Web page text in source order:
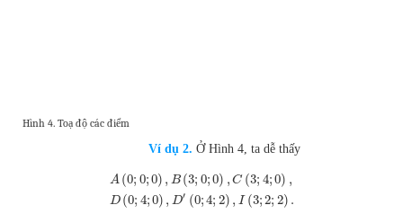
Hình 4. Toạ độ các điểm
Ví dụ 2. Ở Hình 4, ta dễ thấy
A (0; 0;0) , B (3; 0;0) , C (3; 4;0) ,
D (0; 4;0) , D′ (0;4; 2) , I (3; 2; 2) .